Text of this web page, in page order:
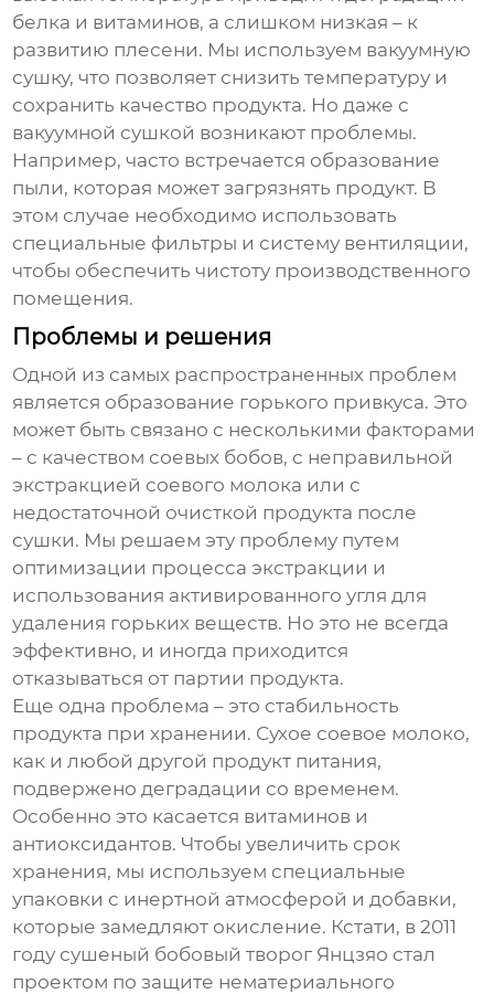
белка и витаминов, а слишком низкая – к
развитию плесени. Мы используем вакуумную
сушку, что позволяет снизить температуру и
сохранить качество продукта. Но даже с
вакуумной сушкой возникают проблемы.
Например, часто встречается образование
пыли, которая может загрязнять продукт. В
этом случае необходимо использовать
специальные фильтры и систему вентиляции,
чтобы обеспечить чистоту производственного
помещения.
Проблемы и решения
Одной из самых распространенных проблем
является образование горького привкуса. Это
может быть связано с несколькими факторами
– с качеством соевых бобов, с неправильной
экстракцией соевого молока или с
недостаточной очисткой продукта после
сушки. Мы решаем эту проблему путем
оптимизации процесса экстракции и
использования активированного угля для
удаления горьких веществ. Но это не всегда
эффективно, и иногда приходится
отказываться от партии продукта.
Еще одна проблема – это стабильность
продукта при хранении. Сухое соевое молоко,
как и любой другой продукт питания,
подвержено деградации со временем.
Особенно это касается витаминов и
антиоксидантов. Чтобы увеличить срок
хранения, мы используем специальные
упаковки с инертной атмосферой и добавки,
которые замедляют окисление. Кстати, в 2011
году сушеный бобовый творог Янцзяо стал
проектом по защите нематериального